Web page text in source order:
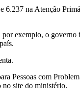
na Atenção
exemplo, o
Pessoas com
no site do ministério.